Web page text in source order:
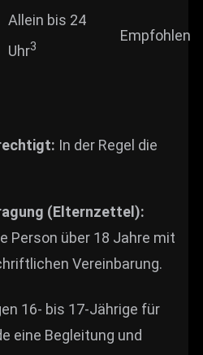
Allein bis 24
Uhr3
Empfohlen
In der Regel die
(Elternzettel):
Person über 18 Jahre mit
Vereinbarung.
16- bis 17-Jährige für
eine Begleitung und